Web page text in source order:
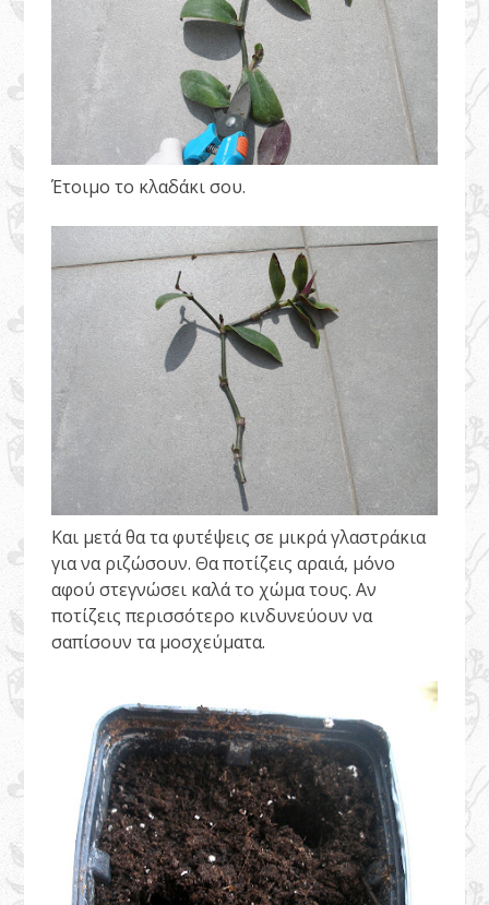
Έτοιμο το κλαδάκι σου.
Και μετά θα τα φυτέψεις σε μικρά γλαστράκια
για να ριζώσουν. Θα ποτίζεις αραιά, μόνο
αφού στεγνώσει καλά το χώμα τους. Αν
ποτίζεις περισσότερο κινδυνεύουν να
σαπίσουν τα μοσχεύματα.